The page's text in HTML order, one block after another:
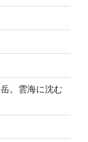
。雲海に沈む